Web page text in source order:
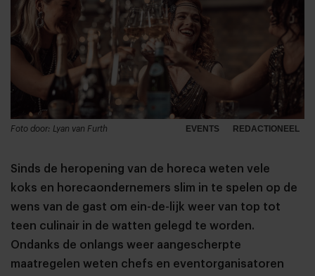
EVENTS REDACTIONEEL
Foto door: Lyan van Furth
Sinds de heropening van de horeca weten vele
koks en horecaondernemers slim in te spelen op de
wens van de gast om ein-de-lijk weer van top tot
teen culinair in de watten gelegd te worden.
Ondanks de onlangs weer aangescherpte
maatregelen weten chefs en eventorganisatoren